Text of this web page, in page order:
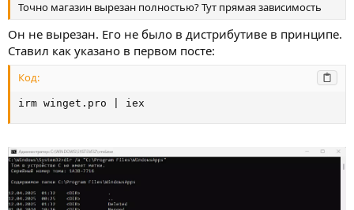
Точно магазин вырезан полностью? Тут прямая зависимость
Он не вырезан. Его не было в дистрибутиве в принципе.
Ставил как указано в первом посте:
Код:
irm winget.pro | iex